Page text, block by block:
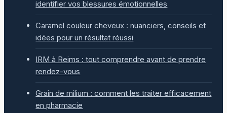
identifier vos blessures émotionnelles
Caramel couleur cheveux : nuanciers, conseils et
idées pour un résultat réussi
IRM à Reims : tout comprendre avant de prendre
rendez-vous
Grain de milium : comment les traiter efficacement
en pharmacie